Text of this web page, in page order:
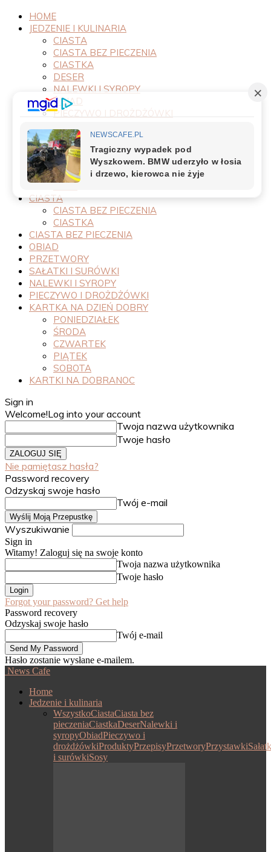
HOME
JEDZENIE I KULINARIA
CIASTA
CIASTA BEZ PIECZENIA
CIASTKA
DESER
NALEWKI I SYROPY
OBIAD
PIECZYWO I DROŻDŻÓWKI
PRZEPISY
PRZETWORY
PRZYSTAWKI
SAŁATKI I SURÓWKI
SOSY
CIASTA
CIASTA BEZ PIECZENIA
CIASTKA
CIASTA BEZ PIECZENIA
OBIAD
PRZETWORY
SAŁATKI I SURÓWKI
NALEWKI I SYROPY
PIECZYWO I DROŻDŻÓWKI
KARTKA NA DZIEŃ DOBRY
PONIEDZIAŁEK
ŚRODA
CZWARTEK
PIĄTEK
SOBOTA
KARTKI NA DOBRANOC
Sign in
Welcome!Log into your account
Twoja nazwa użytkownika
Twoje hasło
Nie pamiętasz hasła?
Password recovery
Odzyskaj swoje hasło
Twój e-mail
Wyszukiwanie
Sign in
Witamy! Zaloguj się na swoje konto
Twoja nazwa użytkownika
Twoje hasło
Forgot your password? Get help
Password recovery
Odzyskaj swoje hasło
Twój e-mail
Hasło zostanie wysłane e-mailem.
News Cafe
Home
Jedzenie i kulinaria
WszystkoCiastaCiasta bez
pieczeniaCiastkaDeserNalewki i
syropyObiadPieczywo i
drożdżówkiProduktyPrzepisyPrzetworyPrzystawki
i surówkiSosy